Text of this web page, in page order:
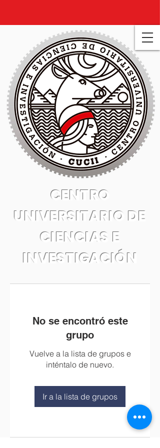
CENTRO
UNIVERSITARIO DE
CIENCIAS E
INVESTIGACIÓN
No se encontró este
grupo
Vuelve a la lista de grupos e
inténtalo de nuevo.
Ir a la lista de grupos